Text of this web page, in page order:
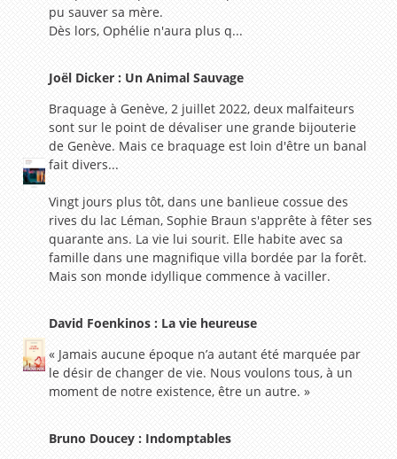
pu sauver sa mère.
Dès lors, Ophélie n'aura plus q...
Joël Dicker : Un Animal Sauvage
Braquage à Genève, 2 juillet 2022, deux malfaiteurs
sont sur le point de dévaliser une grande bijouterie
de Genève. Mais ce braquage est loin d'être un banal
fait divers...
Vingt jours plus tôt, dans une banlieue cossue des
rives du lac Léman, Sophie Braun s'apprête à fêter ses
quarante ans. La vie lui sourit. Elle habite avec sa
famille dans une magnifique villa bordée par la forêt.
Mais son monde idyllique commence à vaciller.
David Foenkinos : La vie heureuse
« Jamais aucune époque n’a autant été marquée par
le désir de changer de vie. Nous voulons tous, à un
moment de notre existence, être un autre. »
Bruno Doucey : Indomptables